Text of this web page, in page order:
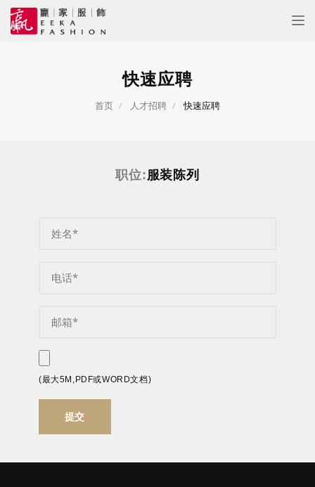
快速应聘
首页 人才招聘 快速应聘
职位:服装陈列
(最大5M,PDF或WORD文档)